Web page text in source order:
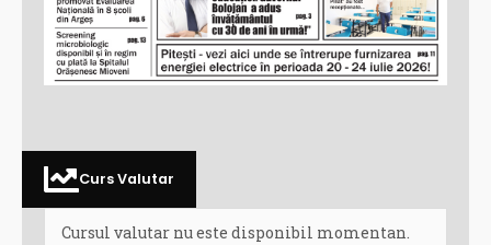
Curs Valutar
Cursul valutar nu este disponibil momentan.